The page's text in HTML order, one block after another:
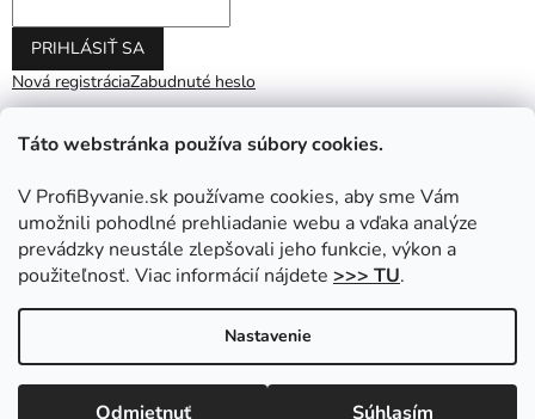
Táto webstránka používa súbory cookies.
V ProfiByvanie.sk používame cookies, aby sme Vám
umožnili pohodlné prehliadanie webu a vďaka analýze
prevádzky neustále zlepšovali jeho funkcie, výkon a
použiteľnosť. Viac informácií nájdete >>> TU.
Nastavenie
Odmietnuť Súhlasím
PRIHLÁSIŤ SA
Nová registráciaZabudnuté heslo
Copyright 2026ProfiByvanie.sk. Všetky práva vyhradené.